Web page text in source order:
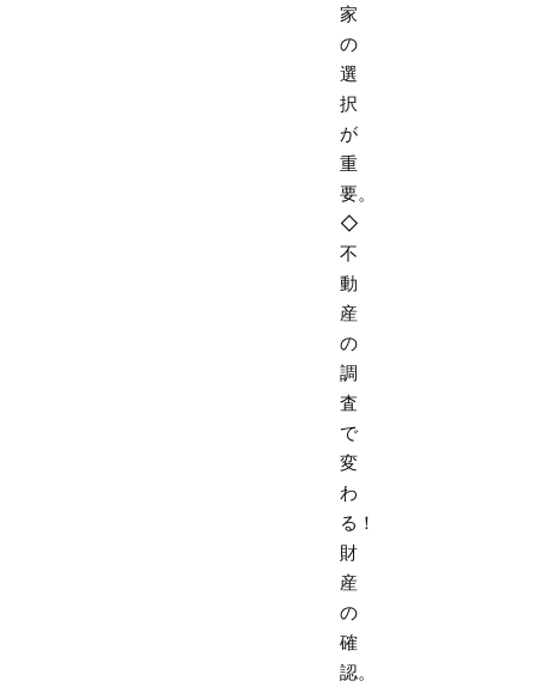
家
の
選
択
が
重
要。
◇
不
動
産
の
調
査
で
変
わ
る！
財
産
の
確
認。